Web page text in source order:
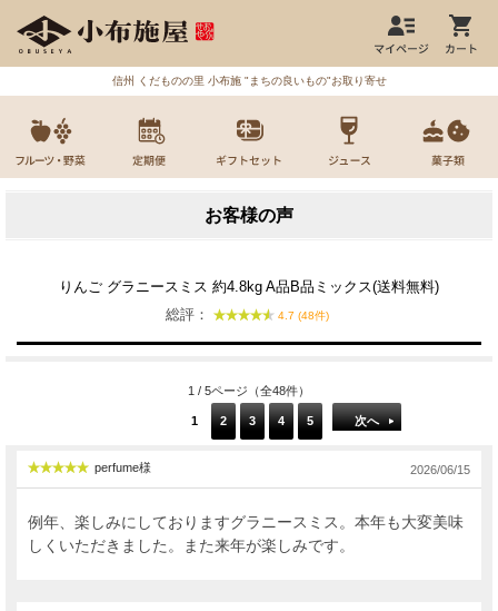
信州 くだものの里 小布施 "まちの良いもの"お取り寄せ
お客様の声
りんご グラニースミス 約4.8kg A品B品ミックス(送料無料)
総評：
4.7 (48件)
1 / 5ページ（全48件）
1 2 3 4 5 次へ
perfume様 2026/06/15
例年、楽しみにしておりますグラニースミス。本年も大変美味
しくいただきました。また来年が楽しみです。